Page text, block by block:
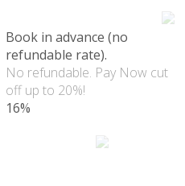
Book in advance (no
refundable rate).
No refundable. Pay Now cut
off up to 20%!
16%